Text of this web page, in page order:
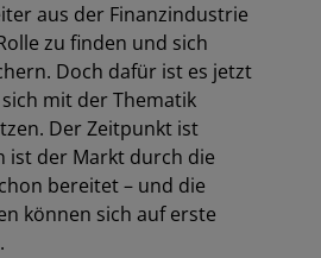
aus der Finanzindustrie
zu finden und sich
Doch dafür ist es jetzt
mit der Thematik
Der Zeitpunkt ist
ist der Markt durch die
bereitet – und die
können sich auf erste